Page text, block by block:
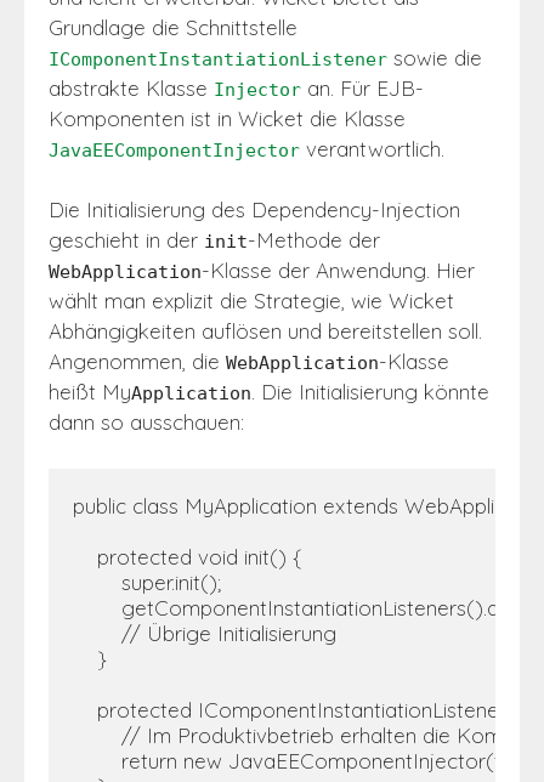
Grundlage die Schnittstelle
IComponentInstantiationListener sowie die
abstrakte Klasse Injector an. Für EJB-
Komponenten ist in Wicket die Klasse
JavaEEComponentInjector verantwortlich.
Die Initialisierung des Dependency-Injection
geschieht in der init-Methode der
WebApplication-Klasse der Anwendung. Hier
wählt man explizit die Strategie, wie Wicket
Abhängigkeiten auflösen und bereitstellen soll.
Angenommen, die WebApplication-Klasse
heißt MyApplication
. Die Initialisierung könnte
dann so ausschauen:
public class MyApplication extends
protected void init() {
        super.init();
        // Übrige Initialisierung
}
protected IComponentInstantiationListener
// Im Produktivbetrieb erhalten die
return new JavaEEComponentInjector(this);